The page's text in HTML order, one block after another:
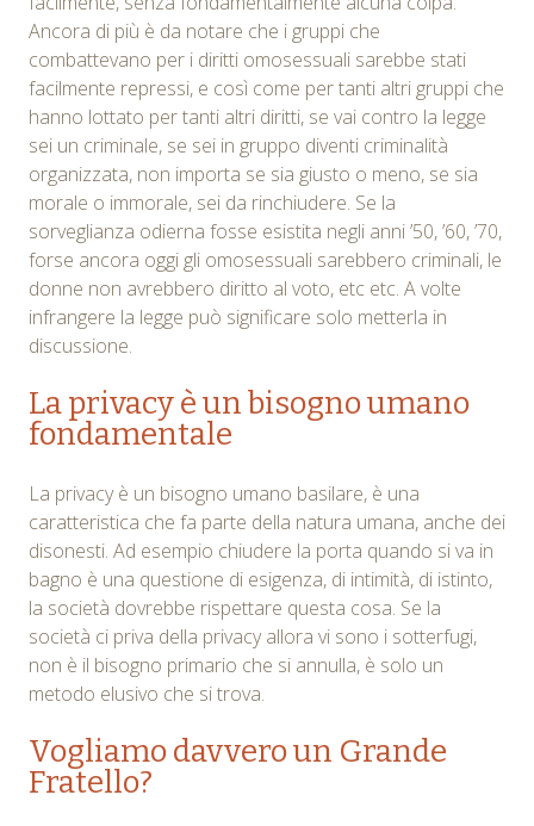
Ancora di più è da notare che i gruppi che
combattevano per i diritti omosessuali sarebbe stati
facilmente repressi, e così come per tanti altri gruppi che
hanno lottato per tanti altri diritti, se vai contro la legge
sei un criminale, se sei in gruppo diventi criminalità
organizzata, non importa se sia giusto o meno, se sia
morale o immorale, sei da rinchiudere. Se la
sorveglianza odierna fosse esistita negli anni ’50, ’60, ’70,
forse ancora oggi gli omosessuali sarebbero criminali, le
donne non avrebbero diritto al voto, etc etc. A volte
infrangere la legge può significare solo metterla in
discussione.
La privacy è un bisogno umano
fondamentale
La privacy è un bisogno umano basilare, è una
caratteristica che fa parte della natura umana, anche dei
disonesti. Ad esempio chiudere la porta quando si va in
bagno è una questione di esigenza, di intimità, di istinto,
la società dovrebbe rispettare questa cosa. Se la
società ci priva della privacy allora vi sono i sotterfugi,
non è il bisogno primario che si annulla, è solo un
metodo elusivo che si trova.
Vogliamo davvero un Grande
Fratello?